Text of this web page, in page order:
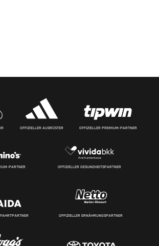
OFFIZIELLER AUSRÜSTER OFFIZIELLER PREMIUM-PARTNER
PARTNER OFFIZIELLER GESUNDHEITSPARTNER
OFFIZIELLER ERNÄHRUNGSPARTNER